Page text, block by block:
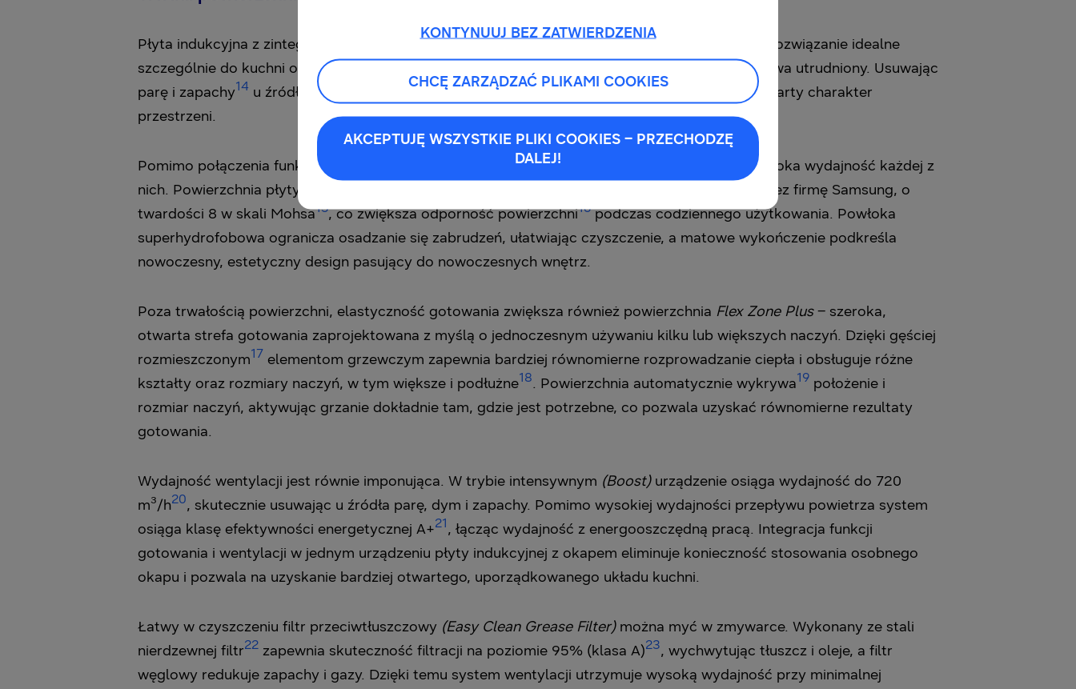
Płyta indukcyjna z zintegrowanym wyciągiem łączy w sobie funkcje gotowania i wentylacji. To rozwiązanie idealne
szczególnie do kuchni otwartych oraz wysp kuchennych, gdzie montaż tradycyjnego okapu bywa utrudniony. Usuwając
parę i zapachy14 u źródła, pomaga utrzymać czystsze powietrze, zachowując jednocześnie otwarty charakter
przestrzeni.
Pomimo połączenia funkcji gotowania i wentylacji w jednym urządzeniu zachowana zostaje wysoka wydajność każdej z
nich. Powierzchnia płyty jest wykonana ze szkła odpornego na zarysowania opracowanego przez firmę Samsung, o
twardości 8 w skali Mohsa15, co zwiększa odporność powierzchni16podczas codziennego użytkowania. Powłoka
superhydrofobowa ogranicza osadzanie się zabrudzeń, ułatwiając czyszczenie, a matowe wykończenie podkreśla
nowoczesny, estetyczny design pasujący do nowoczesnych wnętrz.
Poza trwałością powierzchni, elastyczność gotowania zwiększa również powierzchnia Flex Zone Plus– szeroka,
otwarta strefa gotowania zaprojektowana z myślą o jednoczesnym używaniu kilku lub większych naczyń. Dzięki gęściej
rozmieszczonym17 elementom grzewczym zapewnia bardziej równomierne rozprowadzanie ciepła i obsługuje różne
kształty oraz rozmiary naczyń, w tym większe i podłużne18. Powierzchnia automatycznie wykrywa19 położenie i
rozmiar naczyń, aktywując grzanie dokładnie tam, gdzie jest potrzebne, co pozwala uzyskać równomierne rezultaty
gotowania.
Wydajność wentylacji jest równie imponująca. W trybie intensywnym (Boost)urządzenie osiąga wydajność do 720
m³/h20, skutecznie usuwając u źródła parę, dym i zapachy. Pomimo wysokiej wydajności przepływu powietrza system
osiąga klasę efektywności energetycznej A+21, łącząc wydajność z energooszczędną pracą. Integracja funkcji
gotowania i wentylacji w jednym urządzeniu płyty indukcyjnej z okapem eliminuje konieczność stosowania osobnego
okapu i pozwala na uzyskanie bardziej otwartego, uporządkowanego układu kuchni.
Łatwy w czyszczeniu filtr przeciwtłuszczowy (Easy Clean Grease Filter)można myć w zmywarce. Wykonany ze stali
nierdzewnej filtr22 zapewnia skuteczność filtracji na poziomie 95% (klasa A)23, wychwytując tłuszcz i oleje, a filtr
węglowy redukuje zapachy i gazy. Dzięki temu system wentylacji utrzymuje wysoką wydajność przy minimalnej
KONTYNUUJ BEZ ZATWIERDZENIA
CHCĘ ZARZĄDZAĆ PLIKAMI COOKIES
AKCEPTUJĘ WSZYSTKIE PLIKI COOKIES – PRZECHODZĘ
DALEJ!